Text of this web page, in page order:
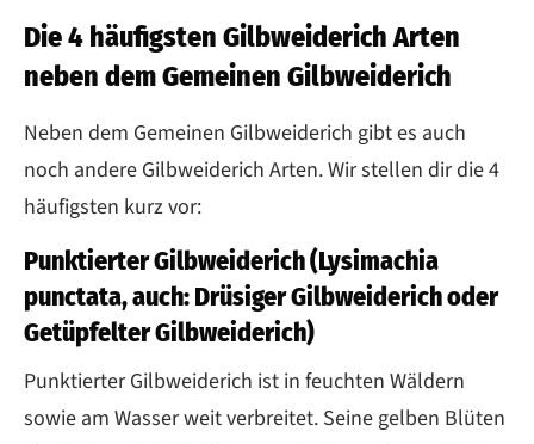
Die 4 häufigsten Gilbweiderich Arten
neben dem Gemeinen Gilbweiderich
Neben dem Gemeinen Gilbweiderich gibt es auch
noch andere Gilbweiderich Arten. Wir stellen dir die 4
häufigsten kurz vor:
Punktierter Gilbweiderich (Lysimachia
punctata, auch: Drüsiger Gilbweiderich oder
Getüpfelter Gilbweiderich)
Punktierter Gilbweiderich ist in feuchten Wäldern
sowie am Wasser weit verbreitet. Seine gelben Blüten